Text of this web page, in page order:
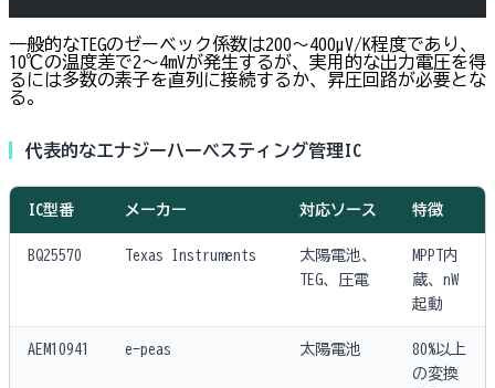
一般的なTEGのゼーベック係数は200〜400µV/K程度であり、
10℃の温度差で2〜4mVが発生するが、実用的な出力電圧を得
るには多数の素子を直列に接続するか、昇圧回路が必要とな
る。
代表的なエナジーハーベスティング管理IC
IC型番 メーカー 対応ソース 特徴
BQ25570 Texas Instruments
太陽電池、
TEG、圧電
MPPT内
蔵、nW
起動
AEM10941 e-peas 太陽電池
80%以上
の変換